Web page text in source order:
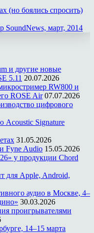
(но боялись спросить)
SoundNews, март, 2014
и другие новые
5.11 20.07.2026
RW800 и
ROSE Air 07.07.2026
цифрового
Acoustic Signature
31.05.2026
Fyne Audio 15.05.2026
у продукции Chord
для Apple, Android,
аудио в Москве, 4–
30.03.2026
проигрывателями
14–15 марта